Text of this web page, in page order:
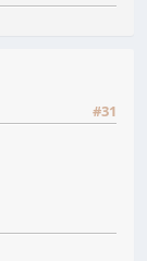
#31